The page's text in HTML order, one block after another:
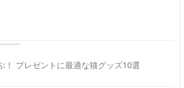
！ プレゼントに最適な猫グッズ10選